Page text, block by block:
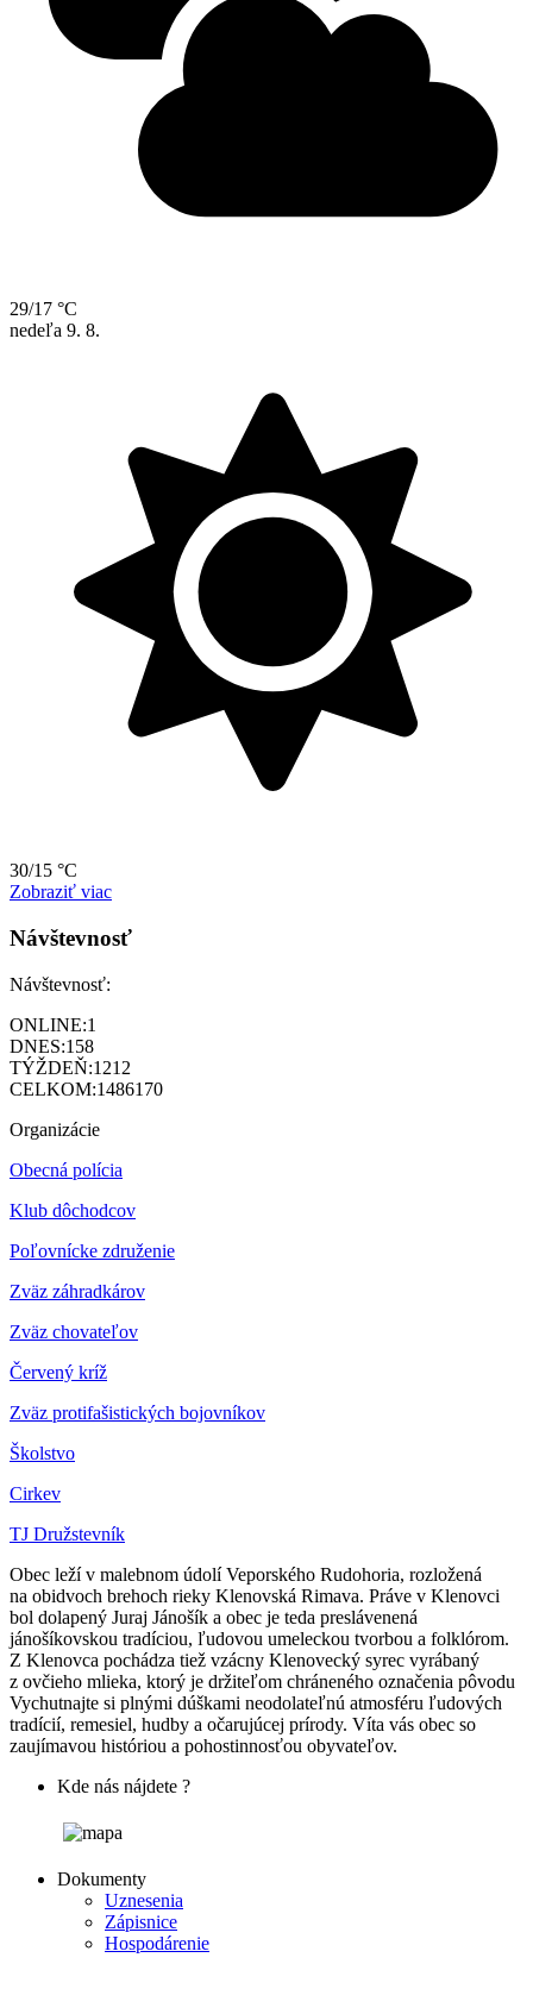
29/17 °C
nedeľa 9. 8.
30/15 °C
Zobraziť viac
Návštevnosť
Návštevnosť:
ONLINE:1
DNES:158
TÝŽDEŇ:1212
CELKOM:1486170
Organizácie
Obecná polícia
Klub dôchodcov
Poľovnícke združenie
Zväz záhradkárov
Zväz chovateľov
Červený kríž
Zväz protifašistických bojovníkov
Školstvo
Cirkev
TJ Družstevník
Obec leží v malebnom údolí Veporského Rudohoria, rozložená
na obidvoch brehoch rieky Klenovská Rimava. Práve v Klenovci
bol dolapený Juraj Jánošík a obec je teda preslávenená
jánošíkovskou tradíciou, ľudovou umeleckou tvorbou a folklórom.
Z Klenovca pochádza tiež vzácny Klenovecký syrec vyrábaný
z ovčieho mlieka, ktorý je držiteľom chráneného označenia pôvodu
Vychutnajte si plnými dúškami neodolateľnú atmosféru ľudových
tradícií, remesiel, hudby a očarujúcej prírody. Víta vás obec so
zaujímavou históriou a pohostinnosťou obyvateľov.
Kde nás nájdete ?
Dokumenty
Uznesenia
Zápisnice
Hospodárenie